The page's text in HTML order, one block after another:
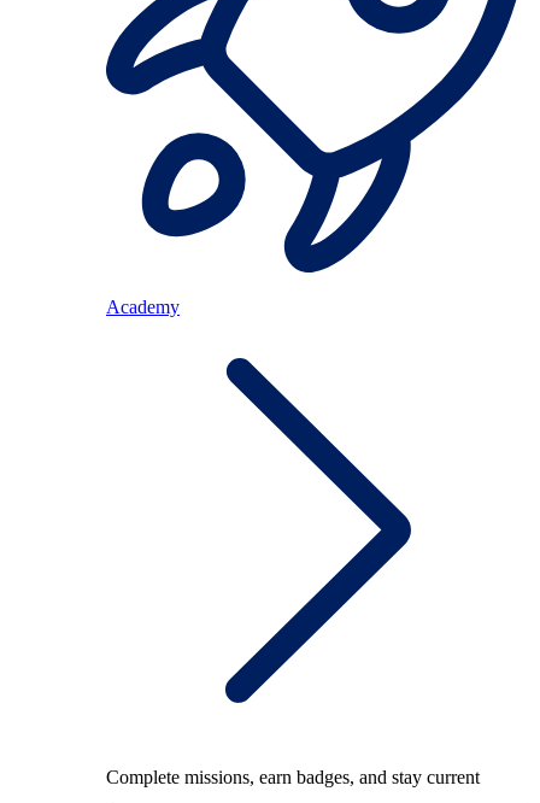
Academy
Complete missions, earn badges, and stay current